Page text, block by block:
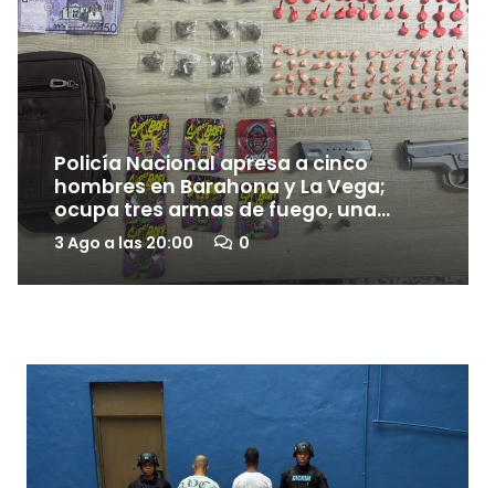
Policía Nacional apresa a cinco
hombres en Barahona y La Vega;
ocupa tres armas de fuego, una
reportada como robada, y presuntas
drogas
3 Ago a las 20:00 0